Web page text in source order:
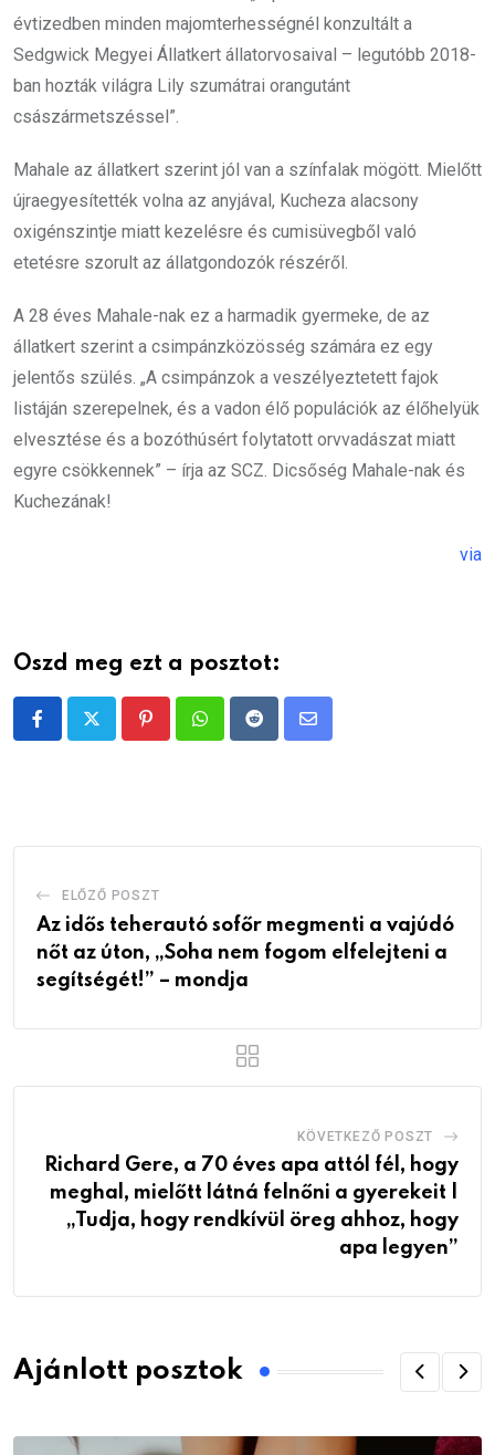
évtizedben minden majomterhességnél konzultált a
Sedgwick Megyei Állatkert állatorvosaival – legutóbb 2018-
ban hozták világra Lily szumátrai orangutánt
császármetszéssel”.
Mahale az állatkert szerint jól van a színfalak mögött. Mielőtt
újraegyesítették volna az anyjával, Kucheza alacsony
oxigénszintje miatt kezelésre és cumisüvegből való
etetésre szorult az állatgondozók részéről.
A 28 éves Mahale-nak ez a harmadik gyermeke, de az
állatkert szerint a csimpánzközösség számára ez egy
jelentős szülés. „A csimpánzok a veszélyeztetett fajok
listáján szerepelnek, és a vadon élő populációk az élőhelyük
elvesztése és a bozóthúsért folytatott orvvadászat miatt
egyre csökkennek” – írja az SCZ. Dicsőség Mahale-nak és
Kuchezának!
via
Oszd meg ezt a posztot:
PinterestWhatsappRedditShare
ELŐZŐ POSZT
Az idős teherautó sofőr megmenti a vajúdó
nőt az úton, „Soha nem fogom elfelejteni a
segítségét!” – mondja
KÖVETKEZŐ POSZT
Richard Gere, a 70 éves apa attól fél, hogy
meghal, mielőtt látná felnőni a gyerekeit |
„Tudja, hogy rendkívül öreg ahhoz, hogy
apa legyen”
Ajánlott posztok